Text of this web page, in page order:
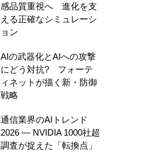
感品質重視へ 進化を支
える正確なシミュレーシ
ョン
AIの武器化とAIへの攻撃
にどう対抗? フォーテ
ィネットが描く新・防御
戦略
通信業界のAIトレンド
2026 ― NVIDIA 1000社超
調査が捉えた「転換点」